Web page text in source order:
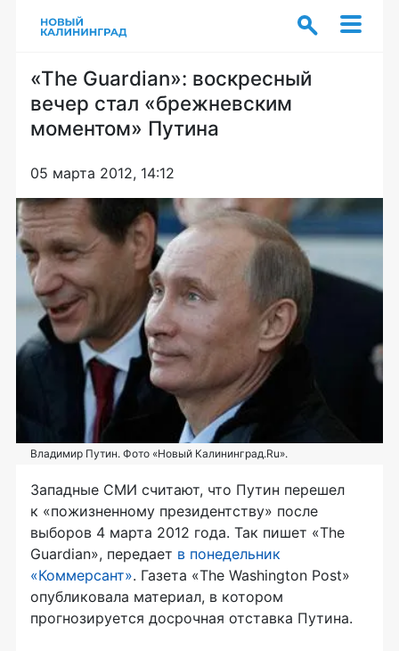
«The Guardian»: воскресный
вечер стал «брежневским
моментом» Путина
05 марта 2012, 14:12
Владимир Путин. Фото «Новый Калининград.Ru».
Западные СМИ считают, что Путин перешел
к «пожизненному президентству» после
выборов 4 марта 2012 года. Так пишет «The
Guardian», передает в понедельник
«Коммерсант». Газета «The Washington Post»
опубликовала материал, в котором
прогнозируется досрочная отставка Путина.